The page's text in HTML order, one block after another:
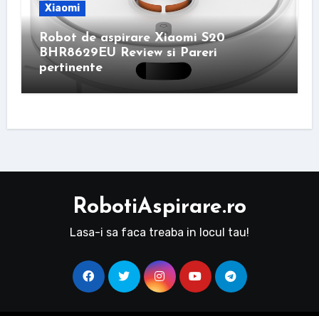
Xiaomi
Robot de aspirare Xiaomi S20
BHR8629EU Review si Pareri
pertinente
RobotiAspirare.ro
Lasa-i sa faca treaba in locul tau!